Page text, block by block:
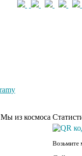
Мы из космоса
Возьмите